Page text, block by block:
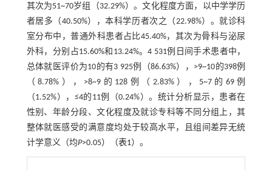
其次为51~70岁组（32.29%）。文化程度方面，以中学学历
者居多（40.50%），本科学历者次之（22.98%）。就诊科
室分布中，普通外科患者占比45.40%，其次为骨科与泌尿
外科，分别占15.60%和13.24%。4 531例日间手术患者中，
总体就医评价为10的有3 925例（86.63%），>9~10的398例
（8.78%），>8~9的128例（2.83%），5~7的69例
（1.52%），≤4的11例（0.24%）。统计分析显示，患者在
性别、年龄分段、文化程度及就诊专科等不同分组上，其
整体就医感受的满意度均处于较高水平，且组间差异无统
计学意义（均P>0.05）（表1）。